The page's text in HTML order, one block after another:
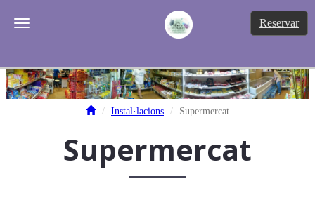
Toggle navigation Reservar
Instal·lacions Supermercat
Supermercat